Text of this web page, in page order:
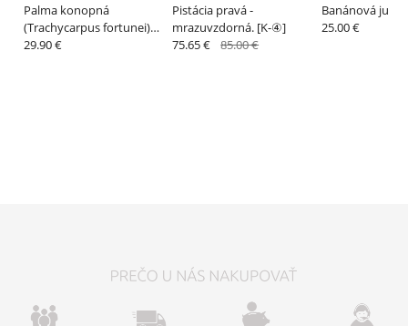
Palma konopná
(Trachycarpus fortunei)
do - 22°C. [K-④]
29.90 €
Pistácia pravá -
mrazuvzdorná. [K-④]
75.65 € 85.00 €
Banánová
25.00 €